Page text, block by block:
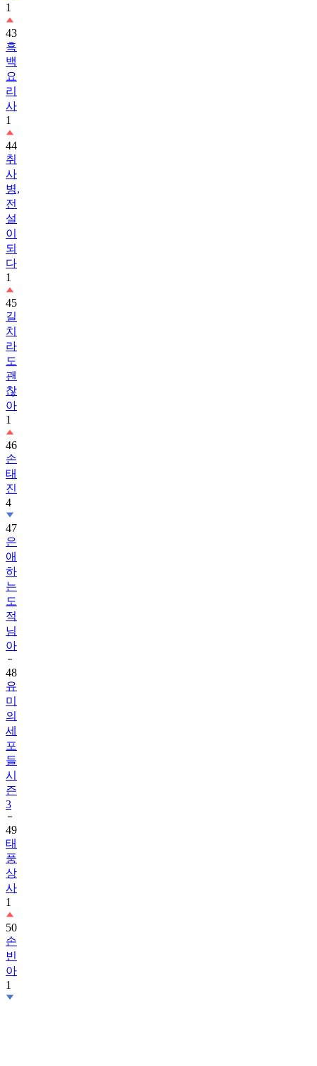
1
43
흑
백
요
리
사
1
44
취
사
병,
전
설
이
되
다
1
45
길
치
라
도
괜
찮
아
1
46
손
태
진
4
47
은
애
하
는
도
적
님
아
48
유
미
의
세
포
들
시
즌
3
49
태
풍
상
사
1
50
손
빈
아
1